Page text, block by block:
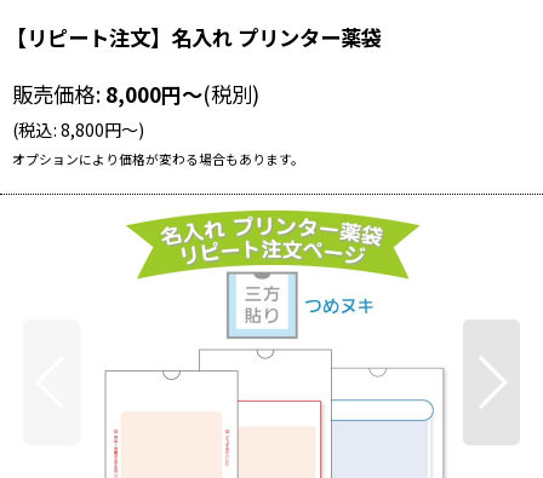
【リピート注文】名入れ プリンター薬袋
販売価格: 8,000円～(税別)
(税込: 8,800円～)
オプションにより価格が変わる場合もあります。